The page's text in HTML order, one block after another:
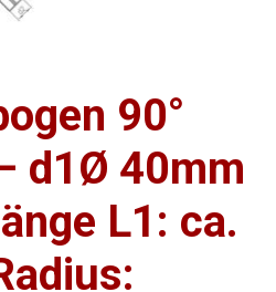
90°
d1Ø 40mm
L1: ca.